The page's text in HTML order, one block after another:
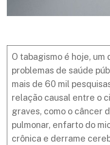
O tabagismo é hoje, um
problemas de saúde
mais de 60 mil
relação causal entre o
graves, como o câncer
pulmonar, enfarto do
crônica e derrame